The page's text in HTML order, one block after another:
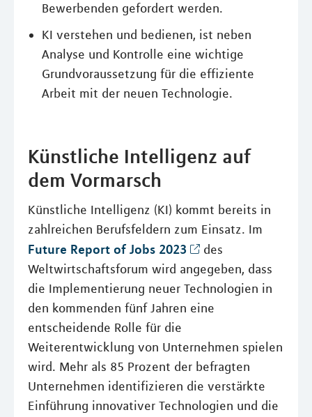
Bewerbenden gefordert werden.
KI verstehen und bedienen, ist neben
Analyse und Kontrolle eine wichtige
Grundvoraussetzung für die effiziente
Arbeit mit der neuen Technologie.
Künstliche Intelligenz auf
dem Vormarsch
Künstliche Intelligenz (KI) kommt bereits in
zahlreichen Berufsfeldern zum Einsatz. Im
Future Report of Jobs 2023
des
Weltwirtschaftsforum wird angegeben, dass
die Implementierung neuer Technologien in
den kommenden fünf Jahren eine
entscheidende Rolle für die
Weiterentwicklung von Unternehmen spielen
wird. Mehr als 85 Prozent der befragten
Unternehmen identifizieren die verstärkte
Einführung innovativer Technologien und die